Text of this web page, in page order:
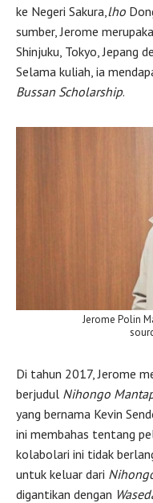
ke Negeri Sakura, lho
sumber, Jerome
Shinjuku, Tokyo, Jepang
Selama kuliah, ia
Bussan Scholarship.
Jerome Polin
Di tahun 2017, Jerome
berjudul Nihongo
yang bernama Kevin
ini membahas tentang
kolabolari ini tidak
untuk keluar dari
digantikan dengan